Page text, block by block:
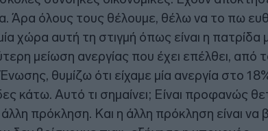
Άρα όλους τους θέλουμε, θέλω να το πω
χώρα αυτή τη στιγμή όπως είναι η πατρίδα
μείωση ανεργίας που έχει επέλθει, από
θυμίζω ότι είχαμε μία ανεργία στο
κάτω. Αυτό τι σημαίνει; Είναι προφανώς
άλλη πρόκληση. Και η άλλη πρόκληση είναι να